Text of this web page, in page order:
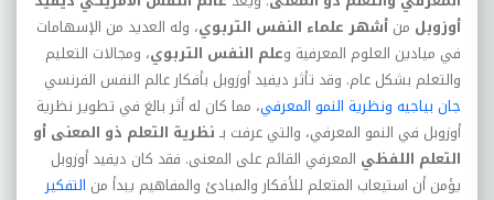
أوزوبل من أشهر علماء النفس التربوي، وله العديد من الإسهامات
في ميادين العلوم المعرفية وعلم النفس التربوي، ومجالات التعليم
والتعلم بشكل عام. وقد تأثر ديفيد أوزوبل بأفكار عالم النفس الفرنسي
جان بياجيه ونظرية النمو المعرفي، مما كان له أثر بالغ في تطوير نظرية
أوزوبل في النمو المعرفي، والتي عرفت بـ نظرية التعلم ذو المعنى أو
التعلم اللفظي المعرفي القائم على المعنى. فقد كان ديفيد أوزوبل
يؤمن أن استيعاب المتعلم للأفكار والمبادئ والمفاهيم يبدأ من التفكير